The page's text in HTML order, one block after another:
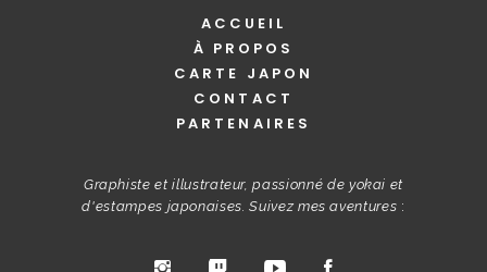
ACCUEIL
À PROPOS
CARTE JAPON
CONTACT
PARTENAIRES
Graphiste et illustrateur, passionné de yokai et
d'estampes japonaises. Suivez mes aventures :